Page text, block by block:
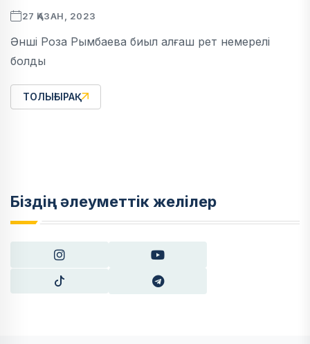
27 ҚАЗАН, 2023
Әнші Роза Рымбаева биыл алғаш рет немерелі
болды
ТОЛЫҒЫРАҚ
Біздің әлеуметтік желілер